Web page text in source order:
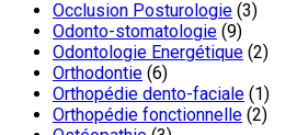
Occlusion Posturologie (3)
Odonto-stomatologie (9)
Odontologie Energétique (2)
Orthodontie (6)
Orthopédie dento-faciale (1)
Orthopédie fonctionnelle (2)